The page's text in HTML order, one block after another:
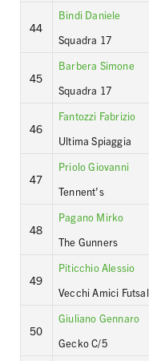
44
Bindi Daniele
Squadra 17
45
Barbera Simone
Squadra 17
46
Fantozzi Fabrizio
Ultima Spiaggia
47
Priolo Giovanni
Tennent’s
48
Pagano Mirko
The Gunners
49
Piticchio Alessio
Vecchi Amici Futsal
50
Giuliano Gennaro
Gecko C/5